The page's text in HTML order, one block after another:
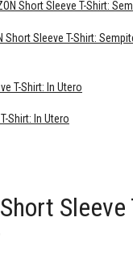
Short Sleeve T-Shirt:
Shirt: In Utero
Sleeve